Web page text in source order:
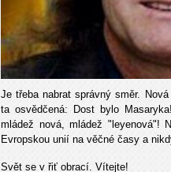
Je třeba nabrat správný směr.
ta osvědčená: Dost bylo
mládež nová, mládež "leyenová"!
Evropskou unií na věčné časy a
Svět se v řiť obrací. Vítejte!